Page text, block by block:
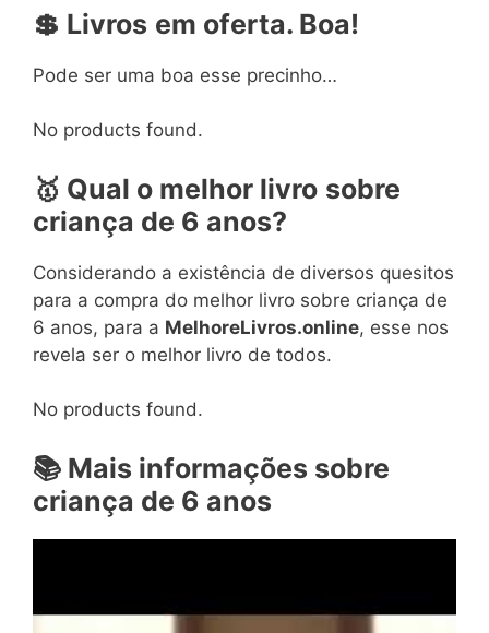
💲 Livros em oferta. Boa!
Pode ser uma boa esse precinho…
No products found.
🥇 Qual o melhor livro sobre
criança de 6 anos?
Considerando a existência de diversos quesitos
para a compra do melhor livro sobre criança de
6 anos, para a MelhoreLivros.online, esse nos
revela ser o melhor livro de todos.
No products found.
📚 Mais informações sobre
criança de 6 anos